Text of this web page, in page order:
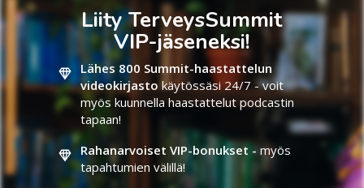
Liity TerveysSummit
VIP-jäseneksi!
Lähes 800 Summit-haastattelun
videokirjasto käytössäsi 24/7 - voit
myös kuunnella haastattelut podcastin
tapaan!
Rahanarvoiset VIP-bonukset -myös
tapahtumien välillä!